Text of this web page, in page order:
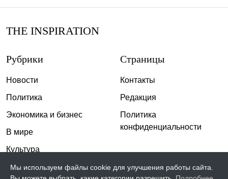
THE INSPIRATION
Рубрики
Новости
Политика
Экономика и бизнес
В мире
Культура
Спорт
Страницы
Контакты
Редакция
Политика
конфиденциальности
Мы используем файлы cookie для улучшения работы сайта.